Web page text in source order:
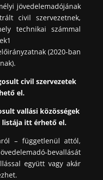
jövedelemadójának
civil szervezetnek,
technikai számmal
1
(2020-ban
civil szervezetek
el.
vallási közösségek
listája itt érhető el.
– függetlenül attól,
bevallását
együtt vagy akár